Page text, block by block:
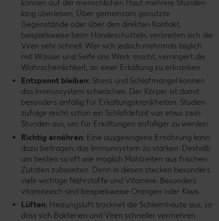
können auf der menschlichen Haut mehrere Stunden
lang überleben. Über gemeinsam genutzte
Gegenstände oder über den direkten Kontakt,
beispielsweise beim Händeschütteln, verbreiten sich die
Viren sehr schnell. Wer sich jedoch mehrmals täglich
mit Wasser und Seife ans Werk macht, verringert die
Wahrscheinlichkeit, an einer Erkältung zu erkranken.
Entspannt bleiben: Stress und Schlafmangel können
das Immunsystem schwächen. Der Körper ist damit
besonders anfällig für Erkältungskrankheiten. Studien
zufolge reicht schon ein Schlafdefizit von etwa zwei
Stunden aus, um für Erkältungen anfälliger zu werden.
Richtig ernähren: Eine ausgewogene Ernährung kann
dazu beitragen, das Immunsystem zu stärken. Deshalb
am besten so oft wie möglich Mahlzeiten aus frischen
Zutaten zubereiten. Denn in diesen stecken besonders
viele wichtige Nährstoffe und Vitamine. Besonders
vitaminreich sind beispielsweise Orangen oder Kiwis.
Lüften: Heizungsluft trocknet die Schleimhäute aus, so
dass sich Bakterien und Viren schneller vermehren